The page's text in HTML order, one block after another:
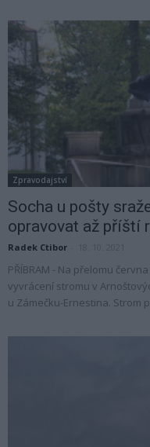
Zpravodajství
Socha u pošty
opravovat až příští
Radek Ctibor
PŘÍBRAM - Na přelomu
vyvrácení stromu v
u Zámečku-Ernestina. Strom